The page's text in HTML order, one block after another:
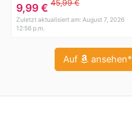
Partykleid Blau Gr.36-46
(40 (M)., Blau)
9,99 € 45,99 €
Zuletzt aktualisiert am: August 7, 2026
12:56 p.m.
Auf ansehen*